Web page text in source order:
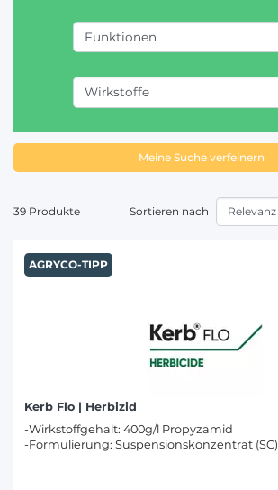
Meine Suche verfeinern
39 Produkte Sortieren nach
AGRYCO-TIPP
Kerb Flo | Herbizid
-Wirkstoffgehalt: 400g/l Propyzamid
-Formulierung: Suspensionskonzentrat (SC)